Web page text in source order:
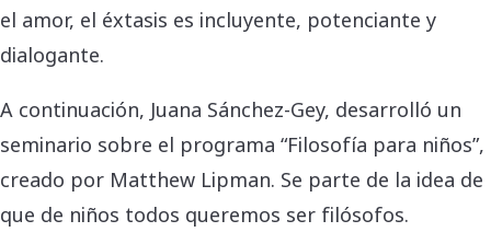
el amor, el éxtasis es incluyente, potenciante y
dialogante.
A continuación, Juana Sánchez-Gey, desarrolló un
seminario sobre el programa “Filosofía para niños”,
creado por Matthew Lipman. Se parte de la idea de
que de niños todos queremos ser filósofos.